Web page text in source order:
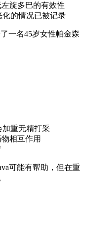
旋多巴的有效性
化的情况已被记录
一名45岁女性帕金森
加重无精打采
相互作用
可能有帮助，但在重